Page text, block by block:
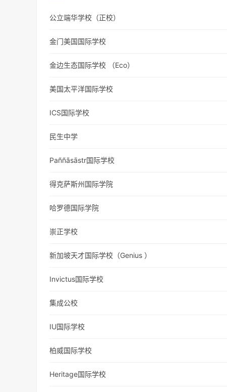
公立端华学校（正校）
金门美国国际学校
金边生态国际学校 （Eco）
美国太平洋国际学校
ICS国际学校
民生中学
Paññāsāstr国际学校
得克萨斯州国际学院
哈罗德国际学院
崇正学校
新加坡天才国际学校（Genius ）
Invictus国际学校
集成公校
IU国际学校
柏威国际学校
Heritage国际学校